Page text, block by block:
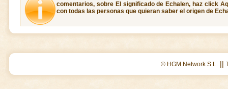
comentarios, sobre El significado de Echalen, haz click
con todas las personas que quieran saber el origen de
© HGM Network S.L. ||